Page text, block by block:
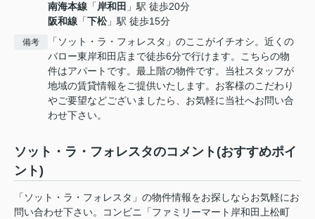
南海本線 「岸和田 」駅 徒歩20分
阪和線 「下松」駅 徒歩15分
備考
「ソット・ラ・フォレスタ」のここがイチオシ。近くの
バロー東岸和田店まで徒歩6分で行けます。こちらの物
件はアパートです。最上階の物件です。当社スタッフが
地域の賃貸情報をご提供いたします。お客様のこだわり
やご要望などございましたら、お気軽に当社へお問い合
わせ下さい。
ソット・ラ・フォレスタのコメント(おすすめポイ
ント)
「ソット・ラ・フォレスタ」の物件情報をお探しならお気軽にお
問い合わせ下さい。コンビニ「ファミリーマート岸和田上松町